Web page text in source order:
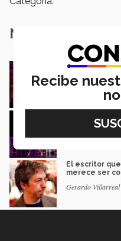
Notas
Música y
Mariajulia
musical en
Rafael Luna
El escritor
merece ser
Gerardo Villarreal
Recibe